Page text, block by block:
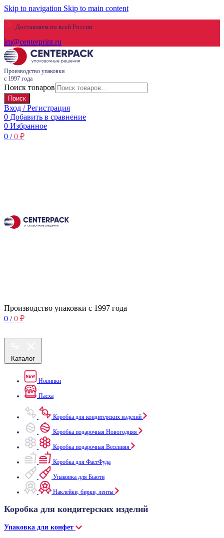
Skip to navigation Skip to main content
Доставляем по всей России
im@centerprint.ru
Производство упаковки
с 1997 года
Поиск товаров
Поиск
Вход / Регистрация
0 Добавить в сравнение
0 Избранное
0 / 0 ₽
Производство упаковки с 1997 года
0 / 0 ₽
Каталог
Новинки
Пасха
Коробка для кондитерских изделий
Коробка подарочная Новогодняя
Коробка подарочная Весенняя
Коробка для ФастФуда
Упаковка для Бьюти
Наклейки, бирки, ленты
Коробка для кондитерских изделий
Упаковка для конфет